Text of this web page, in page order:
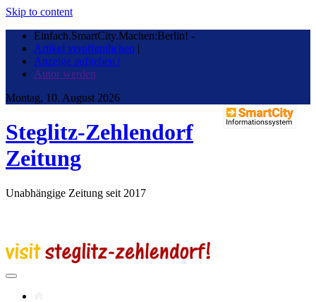
Skip to content
Einfach.SmartCity.Machen:Berlin! -
Artikel veröffentlichen |
Anzeige aufgeben |
Autor werden
Montag, 10. August 2026
Steglitz-Zehlendorf
Zeitung
Unabhängige Zeitung seit 2017